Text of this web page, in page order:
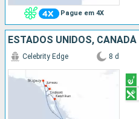
Pague em 4X
ESTADOS UNIDOS, CANADÁ
Celebrity Edge 8 d